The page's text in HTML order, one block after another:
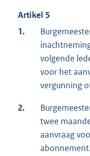
Artikel 5
1.
volgende
voor het
vergunning
2.
twee
aanvraag